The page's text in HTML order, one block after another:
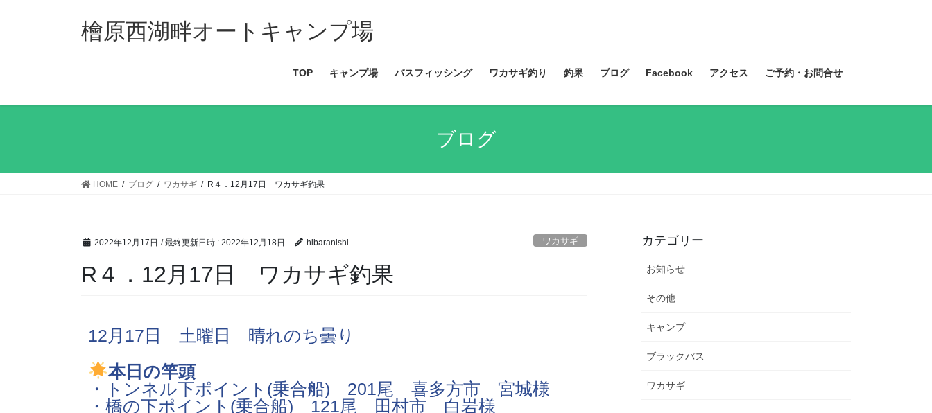
檜原西湖畔オートキャンプ場
TOP キャンプ場 バスフィッシング ワカサギ釣り 釣果 ブログ Facebook アクセス ご予約・お問合せ
ブログ
HOME ブログ ワカサギ R４．12月17日 ワカサギ釣果
2022年12月17日 / 最終更新日時 : 2022年12月18日 hibaranishi ワカサギ
R４．12月17日 ワカサギ釣果
12月17日 土曜日 晴れのち曇り
本日の竿頭
・トンネル下ポイント(乗合船) 201尾 喜多方市 宮城様
・橋の下ポイント(乗合船) 121尾 田村市 白岩様
カテゴリー
お知らせ
その他
キャンプ
ブラックバス
ワカサギ